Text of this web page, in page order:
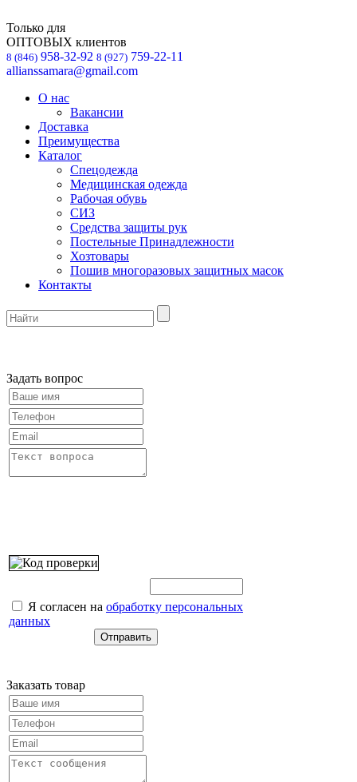
Только для
ОПТОВЫХ клиентов
8 (846) 958-32-92 8 (927) 759-22-11
allianssamara@gmail.com
О нас
Вакансии
Доставка
Преимущества
Каталог
Спецодежда
Медицинская одежда
Рабочая обувь
СИЗ
Средства защиты рук
Постельные Принадлежности
Хозтовары
Пошив многоразовых защитных масок
Контакты
Задать вопрос
Я согласен на обработку персональных
данных
Заказать товар